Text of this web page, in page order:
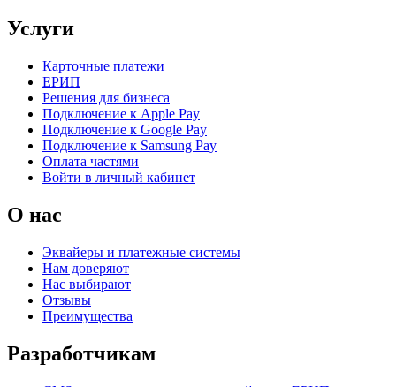
Услуги
Карточные платежи
ЕРИП
Решения для бизнеса
Подключение к Apple Pay
Подключение к Google Pay
Подключение к Samsung Pay
Оплата частями
Войти в личный кабинет
О нас
Эквайеры и платежные системы
Нам доверяют
Нас выбирают
Отзывы
Преимущества
Разработчикам